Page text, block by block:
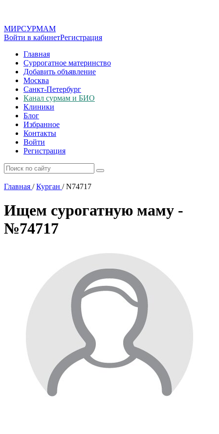
МИРСУРМАМ
Войти в кабинетРегистрация
Главная
Суррогатное материнство
Добавить объявление
Москва
Санкт-Петербург
Канал сурмам и БИО
Клиники
Блог
Избранное
Контакты
Войти
Регистрация
Главная / Курган /N74717
Ищем сурогатную маму -
№74717